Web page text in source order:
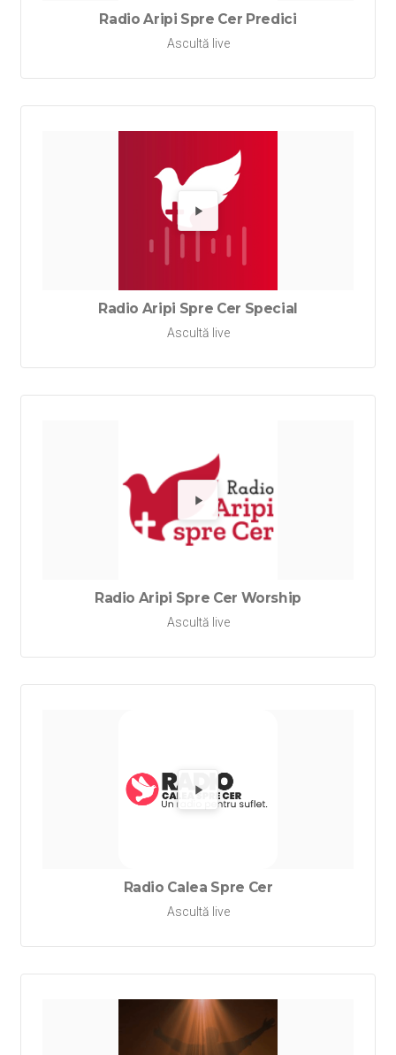
Radio Aripi Spre Cer Predici
Ascultă live
Redă
Radio Aripi Spre Cer Special
Ascultă live
Redă
Radio Aripi Spre Cer Worship
Ascultă live
Redă
Radio Calea Spre Cer
Ascultă live